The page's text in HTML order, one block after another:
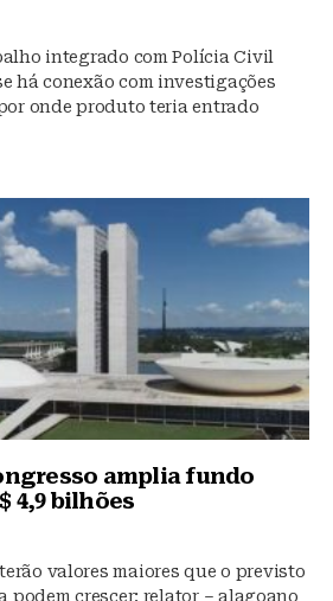
integrado com Polícia Civil
há conexão com investigações
onde produto teria entrado
amplia fundo
4,9 bilhões
valores maiores que o previsto
podem crescer; relator – alagoano